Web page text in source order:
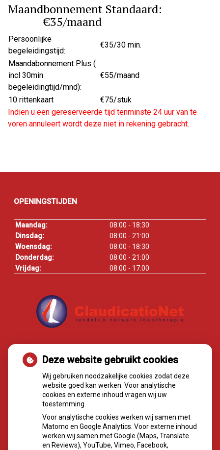
Maandbonnement Standaard:
€35/maand
Persoonlijke
begeleidingstijd:
€35/30 min.
Maandabonnement Plus (
incl 30min
begeleidingtijd/mnd):
€55/maand
10 rittenkaart
€75/stuk
Indien u een gereserveerde tijd tenminste 24 uur van te
voren annuleert wordt deze niet in rekening gebracht.
OPENINGSTIJDEN
Maandag:
08:00 - 18:30
Dinsdag:
08:00 - 21:00
Woensdag:
08:00 - 18:30
Donderdag:
08:00 - 21:00
Vrijdag:
08:00 - 17:00
FACEBOOK
Deze website gebruikt cookies
Wij gebruiken noodzakelijke cookies zodat deze
website goed kan werken. Voor analytische
cookies en externe inhoud vragen wij uw
toestemming.
Voor analytische cookies werken wij samen met
Matomo en Google Analytics. Voor externe inhoud
werken wij samen met Google (Maps, Translate
en Reviews), YouTube, Vimeo, Facebook,